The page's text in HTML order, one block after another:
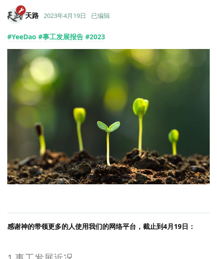
天路 2023年4月19日 已编辑
#YeeDao #事工发展报告 #2023
感谢神的带领更多的人使用我们的网络平台，截止到4月19日：